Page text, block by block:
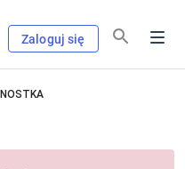
Zaloguj się